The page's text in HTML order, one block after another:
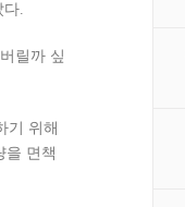
다.
릴까 싶
기 위해
을 면책